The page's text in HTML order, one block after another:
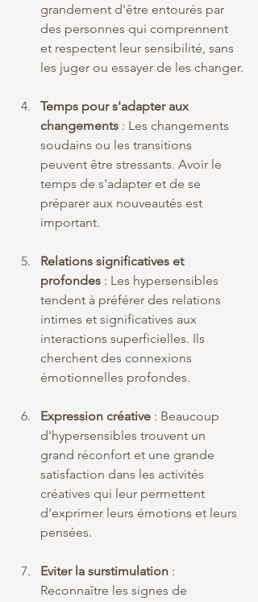
grandement d'être entourés par
des personnes qui comprennent
et respectent leur sensibilité, sans
les juger ou essayer de les changer.
Temps pour s'adapter aux
changements : Les changements
soudains ou les transitions
peuvent être stressants. Avoir le
temps de s'adapter et de se
préparer aux nouveautés est
important.
Relations significatives et
profondes : Les hypersensibles
tendent à préférer des relations
intimes et significatives aux
interactions superficielles. Ils
cherchent des connexions
émotionnelles profondes.
Expression créative : Beaucoup
d'hypersensibles trouvent un
grand réconfort et une grande
satisfaction dans les activités
créatives qui leur permettent
d'exprimer leurs émotions et leurs
pensées.
Eviter la surstimulation :
Reconnaître les signes de